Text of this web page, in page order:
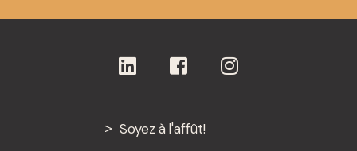
Soyez à l'affût!